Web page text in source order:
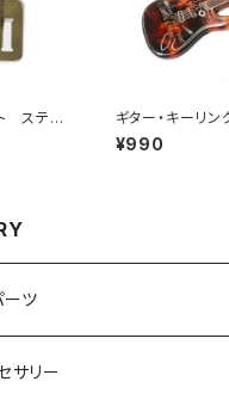
ステン
M
ギター・キーリ
ベッコウ
¥990
ーツ
サリー